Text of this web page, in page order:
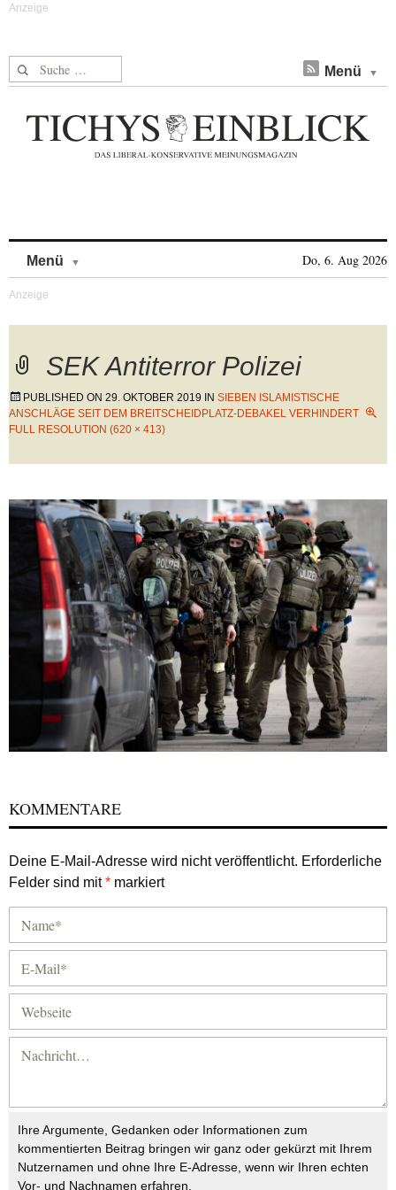
Suche nach: Menü
Menü Do, 6. Aug 2026
SEK Antiterror Polizei
PUBLISHED ON 29. OKTOBER 2019 IN SIEBEN ISLAMISTISCHE
ANSCHLÄGE SEIT DEM BREITSCHEIDPLATZ-DEBAKEL VERHINDERT
FULL RESOLUTION (620 × 413)
KOMMENTARE
Deine E-Mail-Adresse wird nicht veröffentlicht. Erforderliche
Felder sind mit* markiert
Ihre Argumente, Gedanken oder Informationen zum
kommentierten Beitrag bringen wir ganz oder gekürzt mit Ihrem
Nutzernamen und ohne Ihre E-Adresse, wenn wir Ihren echten
Vor- und Nachnamen erfahren.